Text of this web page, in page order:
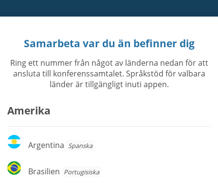
Samarbeta var du än befinner dig
Ring ett nummer från något av länderna nedan för att
ansluta till konferenssamtalet. Språkstöd för valbara
länder är tillgängligt inuti appen.
Amerika
Argentina
Argentina Spanska
Brasilien
Brasilien Portugisiska